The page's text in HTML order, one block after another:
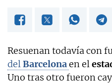
Resuenan todavía con
delBarcelonaen el
Uno tras otro fueron